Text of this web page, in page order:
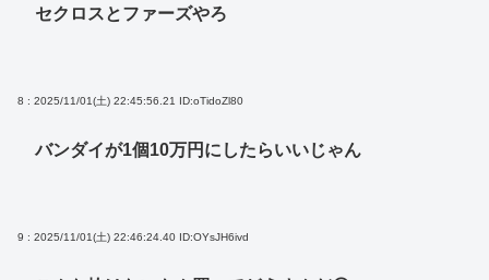
セクロスとファーズやろ
8 : 2025/11/01(土) 22:45:56.21 ID:oTidoZl80
バンダイが1個10万円にしたらいいじゃん
9 : 2025/11/01(土) 22:46:24.40 ID:OYsJH6ivd